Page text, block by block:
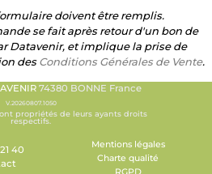
doivent être remplis.
se fait après retour d'un bon de
Datavenir, et implique la prise de
desConditions Générales de Vente.
74380 BONNE France
V.20260807.1050
propriétés de leurs ayants droits
respectifs.
40
Mentions légales
Charte qualité